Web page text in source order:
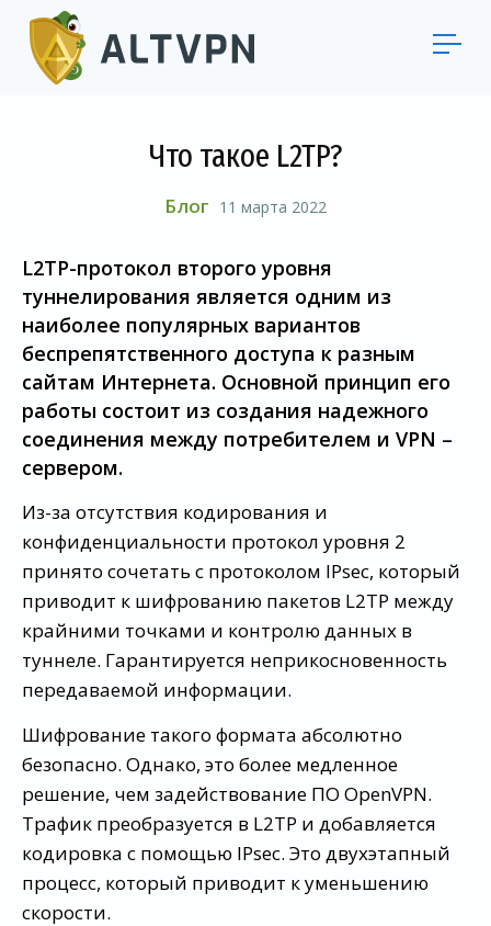
Что такое L2TP?
Блог 11 марта 2022
L2TP-протокол второго уровня
туннелирования является одним из
наиболее популярных вариантов
беспрепятственного доступа к разным
сайтам Интернета. Основной принцип его
работы состоит из создания надежного
соединения между потребителем и VPN –
сервером.
Из-за отсутствия кодирования и
конфиденциальности протокол уровня 2
принято сочетать с протоколом IPsec, который
приводит к шифрованию пакетов L2TP между
крайними точками и контролю данных в
туннеле. Гарантируется неприкосновенность
передаваемой информации.
Шифрование такого формата абсолютно
безопасно. Однако, это более медленное
решение, чем задействование ПО OpenVPN.
Трафик преобразуется в L2TP и добавляется
кодировка с помощью IPsec. Это двухэтапный
процесс, который приводит к уменьшению
скорости.